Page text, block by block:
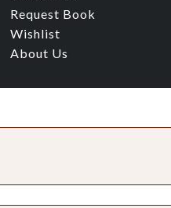
Request Book
Wishlist
About Us